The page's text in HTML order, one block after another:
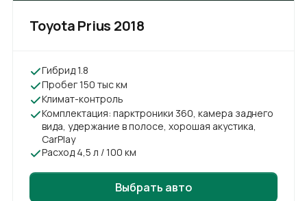
Toyota Prius 2018
Гибрид 1.8
Пробег 150 тыс км
Климат-контроль
Комплектация: парктроники 360, камера заднего
вида, удержание в полосе, хорошая акустика,
CarPlay
Расход 4,5 л / 100 км
Выбрать авто